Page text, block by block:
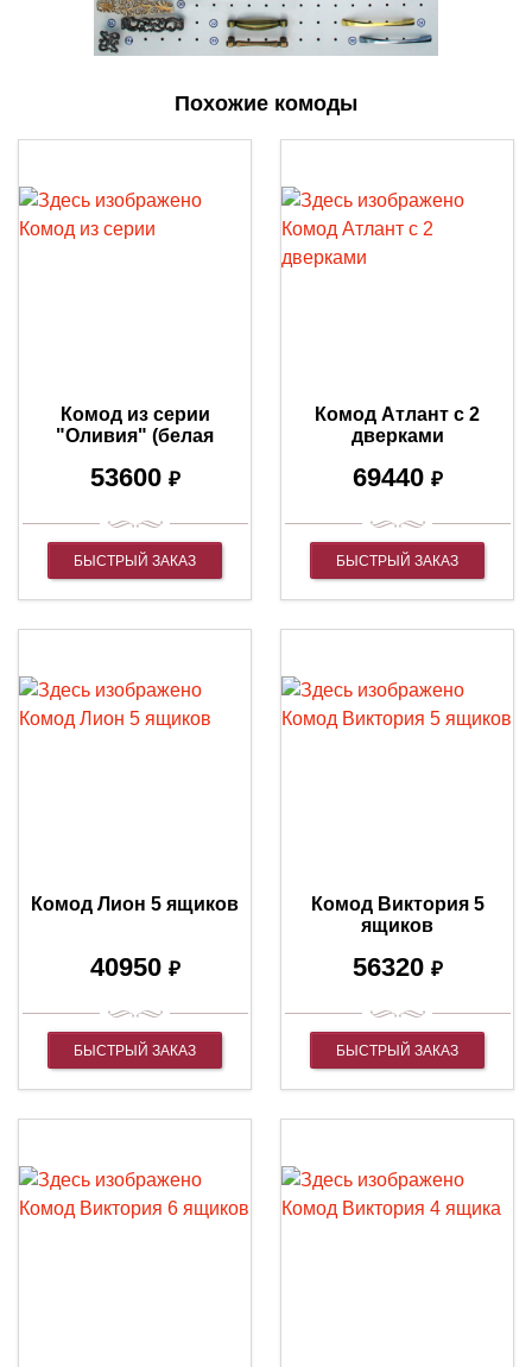
Похожие комоды
Комод из серии
"Оливия" (белая
патиной)
53600 ₽
БЫСТРЫЙ ЗАКАЗ
Комод Атлант с 2
дверками
69440 ₽
БЫСТРЫЙ ЗАКАЗ
Комод Лион 5 ящиков
40950 ₽
БЫСТРЫЙ ЗАКАЗ
Комод Виктория 5
ящиков
56320 ₽
БЫСТРЫЙ ЗАКАЗ